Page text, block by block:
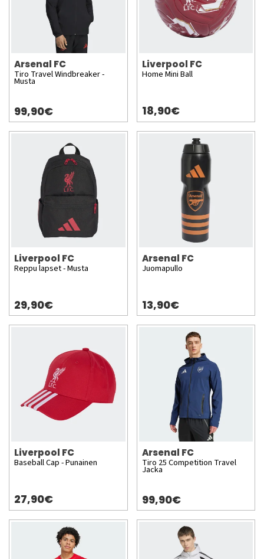
Arsenal FC
Tiro Travel Windbreaker -
Musta
99,90€
Liverpool FC
Home Mini Ball
18,90€
Liverpool FC
Reppu lapset - Musta
29,90€
Arsenal FC
Juomapullo
13,90€
Liverpool FC
Baseball Cap - Punainen
27,90€
Arsenal FC
Tiro 25 Competition Travel
Jacka
99,90€